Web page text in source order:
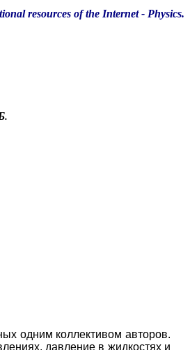
resources of the Internet- Physics.
одним коллективом авторов.
давление в жидкостях и